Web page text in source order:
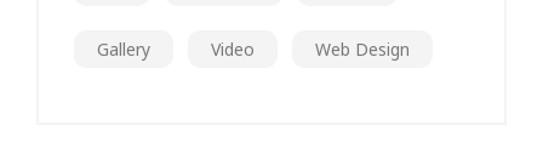
Gallery Video Web Design